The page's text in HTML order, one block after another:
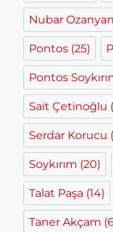
Nubar Ozanyan
Pontos (25)
Pontos
Sait Çetinoğlu
Serdar Korucu
Soykırım (20)
Talat Paşa (14)
Taner Akçam